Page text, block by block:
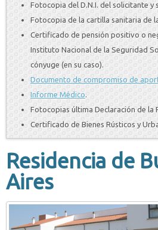
Fotocopia del D.N.I. del solicitante y
Fotocopia de la cartilla sanitaria de
Certificado de pensión positivo o
Instituto Nacional de la Seguridad
cónyuge (en su caso).
Documento de compromiso de
Informe Médico.
Fotocopias última Declaración de la
Certificado de Bienes Rústicos y
Residencia de
Aires